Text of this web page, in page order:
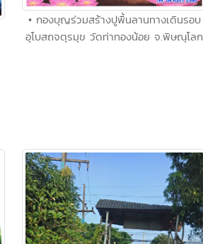
• กองบุญร่วมสร้างปูพื้นลานทางเดินรอบ
อุโบสถจตุรมุข วัดท่าทองน้อย จ.พิษณุโลก